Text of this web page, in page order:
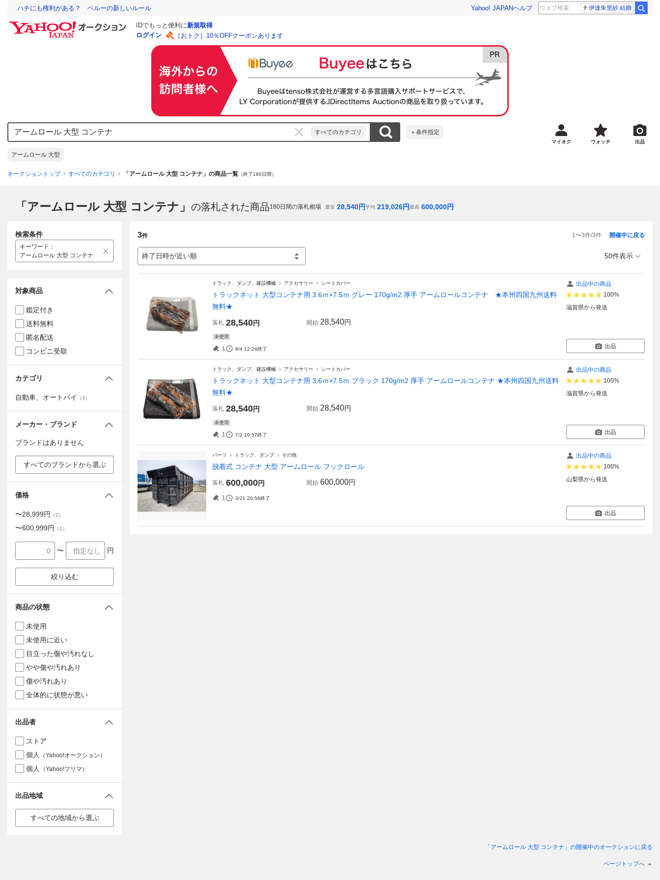
ハチにも権利がある？ ペルーの新しいルール Yahoo! JAPANヘルプ 伊達朱里紗 結婚
IDでもっと便利に新規取得
ログイン
［おトク］10％OFFクーポンあります
すべてのカテゴリ ＋条件指定
アームロール 大型
マイオク ウォッチ 出品
オークショントップ すべてのカテゴリ 「アームロール 大型 コンテナ」の商品一覧 （終了180日間）
「アームロール 大型 コンテナ」 の落札された商品180日間の落札相場 最安 28,540円平均 219,026円最高 600,000円
3件 1〜3件/3件
終了日時が近い順
開催中に戻る
50件表示
トラック、ダンプ、建設機械 アクセサリー シートカバー
トラックネット 大型コンテナ用 3.6ｍ×7.5ｍ グレー 170g/m2 厚手 アームロールコンテナ ★本州四国九州送料
無料★
落札 28,540円 開始 28,540円
未使用
1 8/4 12:24終了
出品中の商品
100%
滋賀県から発送
出品
トラック、ダンプ、建設機械 アクセサリー シートカバー
トラックネット 大型コンテナ用 3.6ｍ×7.5ｍ ブラック 170g/m2 厚手 アームロールコンテナ ★本州四国九州送料
無料★
落札 28,540円 開始 28,540円
未使用
1 7/2 10:57終了
出品中の商品
100%
滋賀県から発送
出品
パーツ トラック、ダンプ その他
脱着式 コンテナ 大型 アームロール フックロール
落札 600,000円 開始 600,000円
1 3/21 20:56終了
出品中の商品
100%
山梨県から発送
出品
検索条件
キーワード ：
アームロール 大型 コンテナ
対象商品
鑑定付き
送料無料
匿名配送
コンビニ受取
カテゴリ
自動車、オートバイ （3）
メーカー・ブランド
ブランドはありません
すべてのブランドから選ぶ
価格
〜28,999円 （2）
〜600,999円 （1 ）
〜 円
絞り込む
商品の状態
未使用
未使用に近い
目立った傷や汚れなし
やや傷や汚れあり
傷や汚れあり
全体的に状態が悪い
出品者
ストア
個人
（Yahoo!オークション）
個人 （Yahoo!フリマ）
出品地域
すべての地域から選ぶ
「アームロール 大型 コンテナ」 の開催中のオークションに戻る
ページトップへ